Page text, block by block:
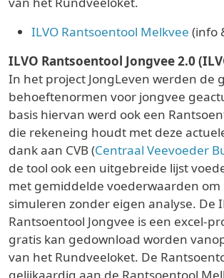
ILVO Rantsoentool Melkvee (info
ILVO Rantsoentool Jongvee 2.0
In het project JongLeven werden de
behoeftenormen voor jongvee
basis hiervan werd ook een
die rekeneing houdt met deze
dank aan CVB (Centraal Veevoeder
de tool ook een uitgebreide lijst
met gemiddelde voederwaarden
simuleren zonder eigen analyse. De
Rantsoentool Jongvee is een excel-
gratis kan gedownload worden
van het Rundveeloket. De